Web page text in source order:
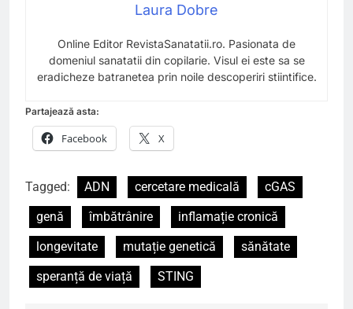
Laura Dobre
Online Editor RevistaSanatatii.ro. Pasionata de
domeniul sanatatii din copilarie. Visul ei este sa se
eradicheze batranetea prin noile descoperiri stiintifice.
Partajează asta:
Facebook X
Tagged: ADN cercetare medicală
cGAS
genă
îmbătrânire
inflamație cronică
longevitate
mutație genetică
sănătate
speranță de viață
STING